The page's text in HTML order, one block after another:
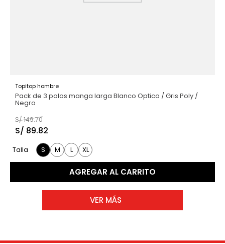
Topitop hombre
Pack de 3 polos manga larga Blanco Optico / Gris Poly /
Negro
S/149.70
S/ 89.82
Talla S M L XL
AGREGAR AL CARRITO